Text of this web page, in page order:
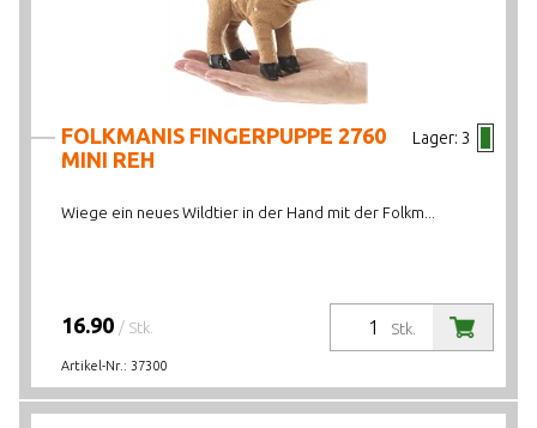
Lager: 3
FOLKMANIS FINGERPUPPE 2760
MINI REH
Wiege ein neues Wildtier in der Hand mit der Folkm...
Stk.
16.90 / Stk.
Artikel-Nr.: 37300